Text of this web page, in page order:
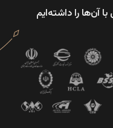
آن‌ها را داشته‌ایم